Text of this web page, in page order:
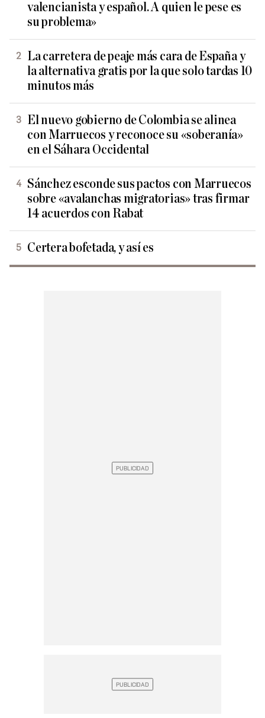
valencianista y español. A quien le pese es
su problema»
La carretera de peaje más cara de España y
la alternativa gratis por la que solo tardas 10
minutos más
El nuevo gobierno de Colombia se alinea
con Marruecos y reconoce su «soberanía»
en el Sáhara Occidental
Sánchez esconde sus pactos con Marruecos
sobre «avalanchas migratorias» tras firmar
14 acuerdos con Rabat
Certera bofetada, y así es